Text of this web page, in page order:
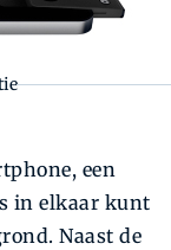
een
in elkaar kunt
Naast de